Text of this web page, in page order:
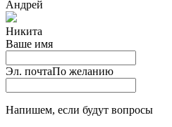
Андрей
Никита
Ваше имя
Эл. почтаПо желанию
Напишем, если будут вопросы